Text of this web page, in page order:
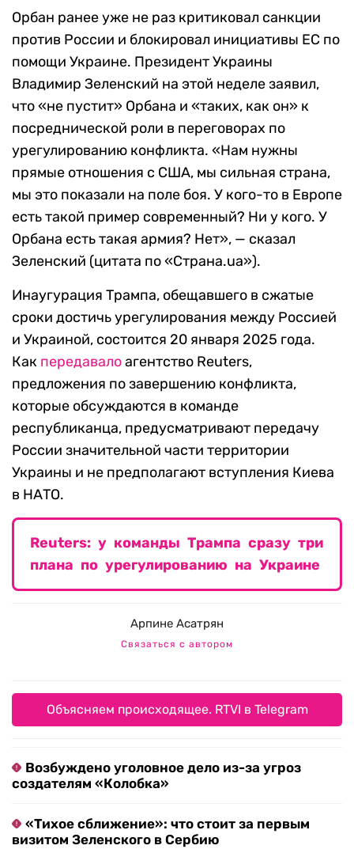
Орбан ранее уже не раз критиковал санкции
против России и блокировал инициативы ЕС по
помощи Украине. Президент Украины
Владимир Зеленский на этой неделе заявил,
что «не пустит» Орбана и «таких, как он» к
посреднической роли в переговорах по
урегулированию конфликта. «Нам нужны
прямые отношения с США, мы сильная страна,
мы это показали на поле боя. У кого-то в Европе
есть такой пример современный? Ни у кого. У
Орбана есть такая армия? Нет», — сказал
Зеленский (цитата по «Страна.ua»).
Инаугурация Трампа, обещавшего в сжатые
сроки достичь урегулирования между Россией
и Украиной, состоится 20 января 2025 года.
Как передавалоагентство Reuters,
предложения по завершению конфликта,
которые обсуждаются в команде
республиканца, предусматривают передачу
России значительной части территории
Украины и не предполагают вступления Киева
в НАТО.
Reuters: у команды Трампа сразу три
плана по урегулированию на Украине
Арпине Асатрян
Связаться с автором
Объясняем происходящее. RTVI в Telegram
Возбуждено уголовное дело из-за угроз
создателям «Колобка»
«Тихое сближение»: что стоит за первым
визитом Зеленского в Сербию